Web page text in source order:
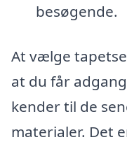
besøgende.
At vælge
at du får
kender til de
materialer. Det